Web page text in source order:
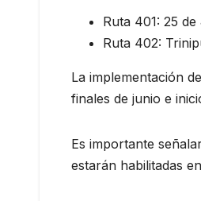
Ruta 401: 25
Ruta 402:
La implementación
finales de junio e
Es importante
estarán habilitadas